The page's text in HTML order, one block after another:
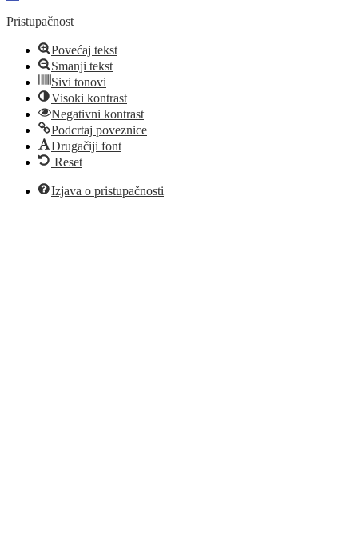
Pristupačnost
Povećaj tekst
Smanji tekst
Sivi tonovi
Visoki kontrast
Negativni kontrast
Podcrtaj poveznice
Drugačiji font
Reset
Izjava o pristupačnosti